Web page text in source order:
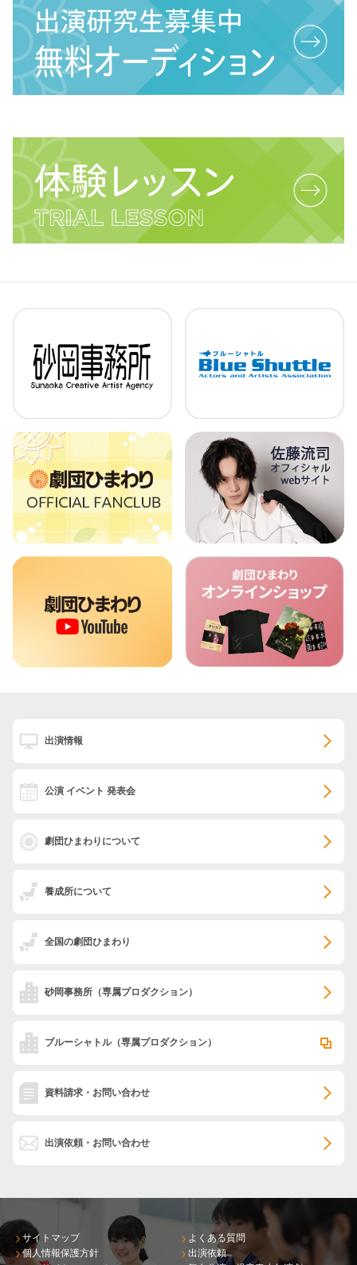
出演情報
公演 イベント 発表会
劇団ひまわりについて
養成所について
全国の劇団ひまわり
砂岡事務所 （専属プロダクション）
ブルーシャトル（専属プロダクション）
資料請求・お問い合わせ
出演依頼・お問い合わせ
サイトマップ
個人情報保護方針
よくある質問
出演依頼